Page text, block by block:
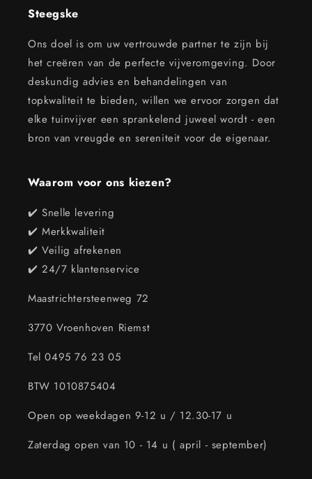
Steegske
Ons doel is om uw vertrouwde partner te zijn bij
het creëren van de perfecte vijveromgeving. Door
deskundig advies en behandelingen van
topkwaliteit te bieden, willen we ervoor zorgen dat
elke tuinvijver een sprankelend juweel wordt - een
bron van vreugde en sereniteit voor de eigenaar.
Waarom voor ons kiezen?
✔️ Snelle levering
✔️ Merkkwaliteit
✔️ Veilig afrekenen
✔️ 24/7 klantenservice
Maastrichtersteenweg 72
3770 Vroenhoven Riemst
Tel 0495 76 23 05
BTW 1010875404
Open op weekdagen 9-12 u / 12.30-17 u
Zaterdag open van 10 - 14 u ( april - september)